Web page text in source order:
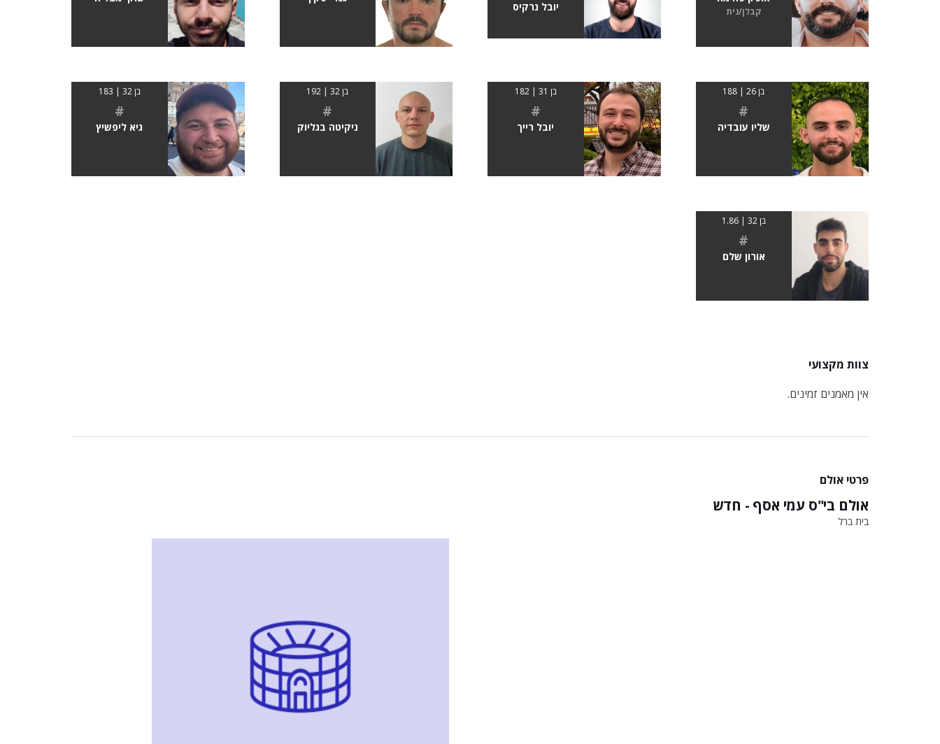
קבלן/נית יובל נרקיס
בן 26 | 188
#
שליו עובדיה
בן 31 | 182
#
יובל רייך
בן 32 | 192
#
ניקיטה בגליוק
בן 32 | 183
#
גיא ליפשיץ
בן 32 | 1.86
#
אורון שלם
צוות מקצועי
אין מאמנים זמינים.
פרטי אולם
אולם בי"ס עמי אסף - חדש
בית ברל